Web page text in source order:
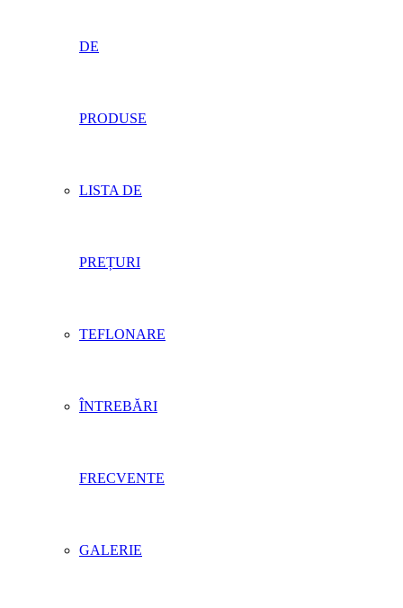
DE
PRODUSE
LISTA DE
PREȚURI
TEFLONARE
ÎNTREBĂRI
FRECVENTE
GALERIE